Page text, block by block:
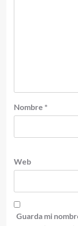
Nombre *
Web
Guarda mi